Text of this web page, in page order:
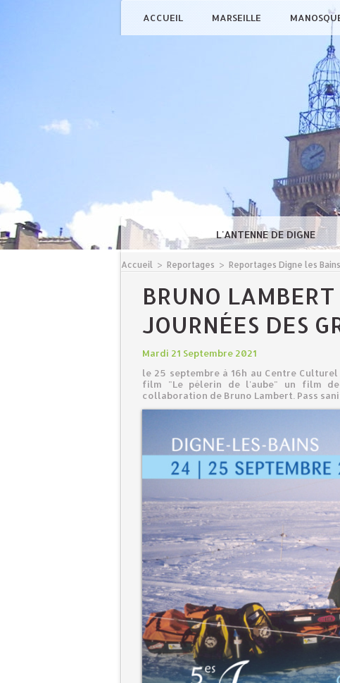
ACCUEIL MARSEILLE
L'ANTENNE DE DIGNE
Accueil > Reportages > Reportages Digne les Bains
BRUNO
JOURNÉES DES
Mardi 21 Septembre 2021
le 25 septembre à 16h au Centre
film "Le pélerin de l'aube" un film
collaboration de Bruno Lambert. Pass